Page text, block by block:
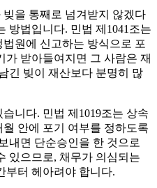
을 통째로 넘겨받지 않겠다
방법입니다. 민법 제1041조는
원에 신고하는 방식으로 포
가 받아들여지면 그 사람은 재
긴 빚이 재산보다 분명히 많
니다. 민법 제1019조는 상속
안에 포기 여부를 정하도록
내면 단순승인을 한 것으로
있으므로, 채무가 의심되는
부터 헤아려야 합니다.